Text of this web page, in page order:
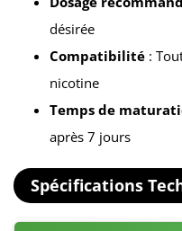
désirée
Compatibilité :
nicotine
Temps de
après 7 jours
Spécifications